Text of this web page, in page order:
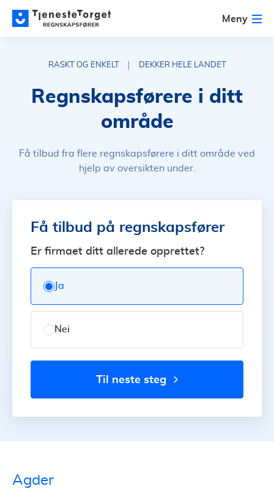
Meny
RASKT OG ENKELT DEKKER HELE LANDET
Regnskapsførere i ditt
område
Få tilbud fra flere regnskapsførere i ditt område ved
hjelp av oversikten under.
Få tilbud på regnskapsfører
Er firmaet ditt allerede opprettet?
Ja
Nei
til neste steg
Agder